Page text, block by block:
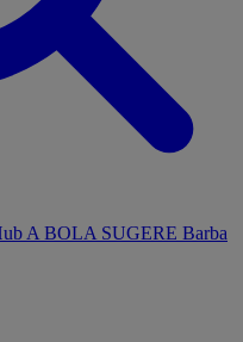
A BOLA SUGERE Barba